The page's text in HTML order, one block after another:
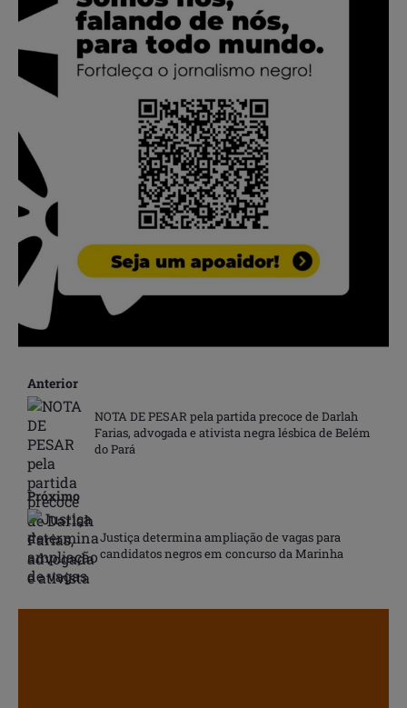
Anterior
NOTA DE PESAR pela partida precoce de Darlah
Farias, advogada e ativista negra lésbica de Belém
do Pará
Próximo
Justiça determina ampliação de vagas para
candidatos negros em concurso da Marinha